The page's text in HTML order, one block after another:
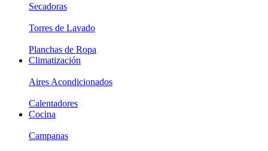
Secadoras
Torres de Lavado
Planchas de Ropa
Climatización
Aires Acondicionados
Calentadores
Cocina
Campanas